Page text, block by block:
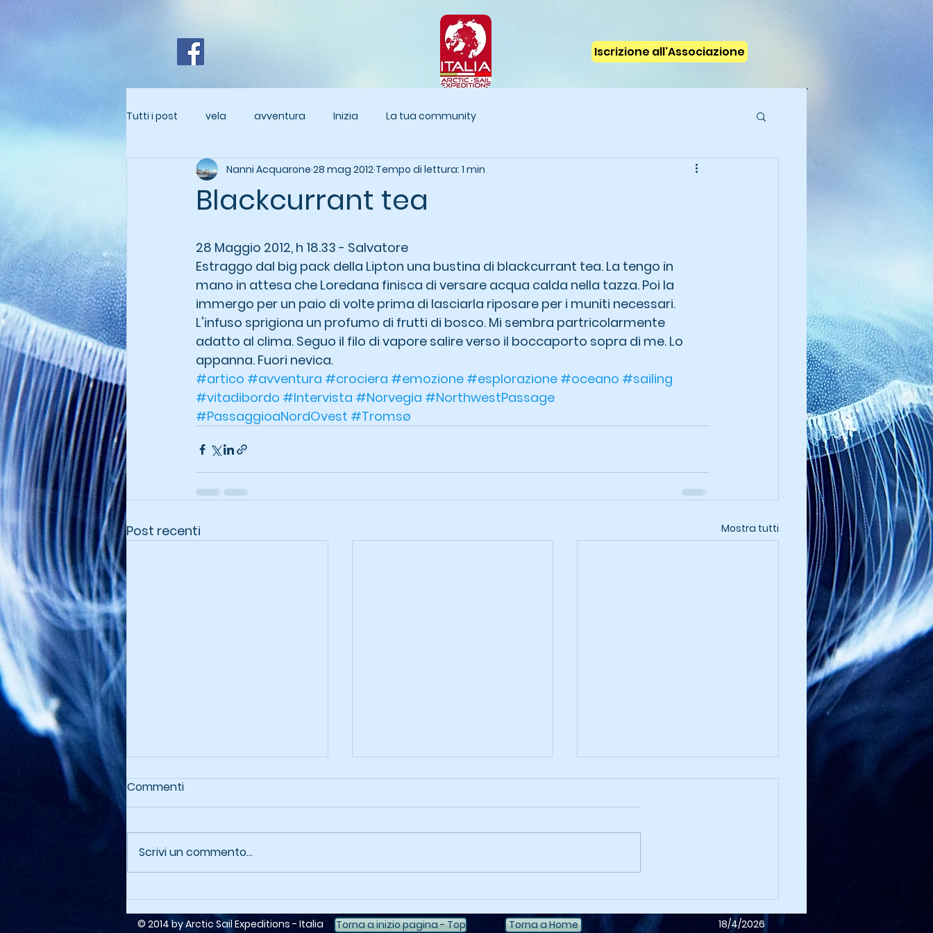
Iscrizione all'Associazione
Tutti i post vela avventura Inizia La tua community
Blackcurrant tea
Nanni Acquarone 28 mag 2012 Tempo di lettura: 1 min
28 Maggio 2012, h 18.33 - Salvatore
Estraggo dal big pack della Lipton una bustina di blackcurrant tea. La tengo in
mano in attesa che Loredana finisca di versare acqua calda nella tazza. Poi la
immergo per un paio di volte prima di lasciarla riposare per i muniti necessari.
L'infuso sprigiona un profumo di frutti di bosco. Mi sembra partricolarmente
adatto al clima. Seguo il filo di vapore salire verso il boccaporto sopra di me. Lo
appanna. Fuori nevica.
#artico #avventura #crociera #emozione #esplorazione #oceano #sailing
#vitadibordo #Intervista #Norvegia #NorthwestPassage
#PassaggioaNordOvest #Tromsø
Post recenti Mostra tutti
Artico Siberiano
Deliziosa Scandinavia
Commenti
Scrivi un commento...
© 2014 by Arctic Sail Expeditions - Italia Torna a inizio pagina - Top Torna a Home 18/4/2026